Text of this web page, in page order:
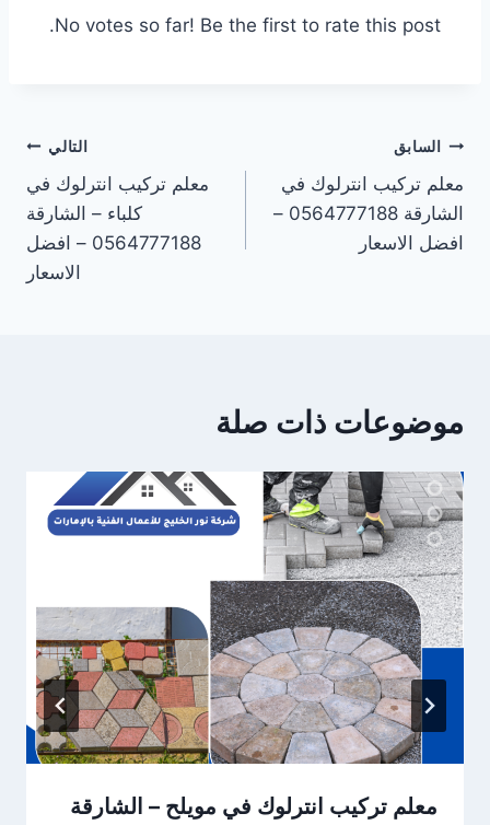
No votes so far! Be the first to rate this post.
تصفّح
المقالات
السابق
معلم تركيب انترلوك في
الشارقة 0564777188 –
افضل الاسعار
التالي
معلم تركيب انترلوك في
كلباء – الشارقة
0564777188 – افضل
الاسعار
موضوعات ذات صلة
معلم تركيب انترلوك في مويلح – الشارقة